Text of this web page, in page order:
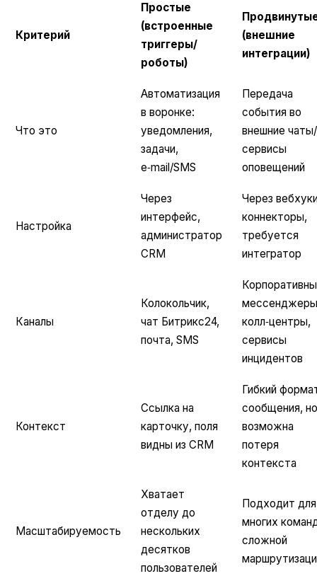
Критерий
Простые
(встроенные
триггеры/
роботы)
(внешние
интеграции)
Что это
Автоматизация
в воронке:
уведомления,
задачи,
e‑mail/SMS
Передача
события во
внешние чаты/
сервисы
оповещений
Настройка
Через
интерфейс,
администратор
CRM
Через
коннекторы,
требуется
интегратор
Каналы
Колокольчик,
чат Битрикс24,
почта, SMS
колл‑центры,
сервисы
инцидентов
Контекст
Ссылка на
карточку, поля
видны из CRM
Гибкий
сообщения, но
возможна
потеря
контекста
Масштабируемость
Хватает
отделу до
нескольких
десятков
пользователей
Подходит для
многих
сложной